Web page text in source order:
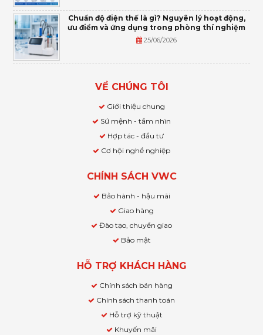
Chuẩn độ điện thế là gì? Nguyên lý hoạt động,
ưu điểm và ứng dụng trong phòng thí nghiệm
25/06/2026
VỀ CHÚNG TÔI
Giới thiệu chung
Sứ mệnh - tầm nhìn
Hợp tác - đầu tư
Cơ hội nghề nghiệp
CHÍNH SÁCH VWC
Bảo hành - hậu mãi
Giao hàng
Đào tạo, chuyển giao
Bảo mật
HỖ TRỢ KHÁCH HÀNG
Chính sách bán hàng
Chính sách thanh toán
Hỗ trợ kỹ thuật
Khuyến mãi